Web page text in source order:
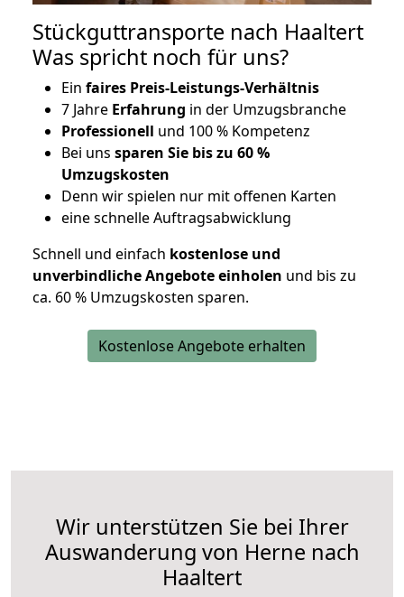
Stückguttransporte nach Haaltert
Was spricht noch für uns?
Ein faires Preis-Leistungs-Verhältnis
7 Jahre Erfahrung in der Umzugsbranche
Professionell und 100 % Kompetenz
Bei uns sparen Sie bis zu 60 %
Umzugskosten
Denn wir spielen nur mit offenen Karten
eine schnelle Auftragsabwicklung
Schnell und einfach kostenlose und
unverbindliche Angebote einholen und bis zu
ca. 60 % Umzugskosten sparen.
Kostenlose Angebote erhalten
Wir unterstützen Sie bei Ihrer
Auswanderung von Herne nach
Haaltert